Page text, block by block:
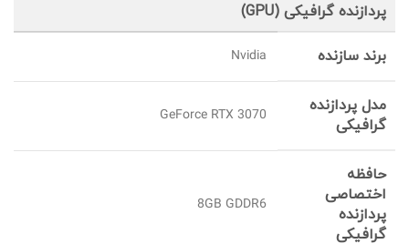
پردازنده گرافیکی (GPU)
برند سازنده Nvidia
مدل پردازنده
گرافیکی
GeForce RTX 3070
حافظه
اختصاصی
پردازنده
گرافیکی
8GB GDDR6